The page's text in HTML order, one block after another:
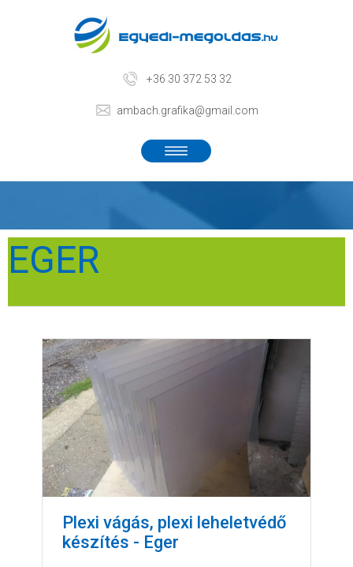
+36 30 372 53 32
ambach.grafika@gmail.com
EGER
Plexi vágás, plexi leheletvédő
készítés - Eger